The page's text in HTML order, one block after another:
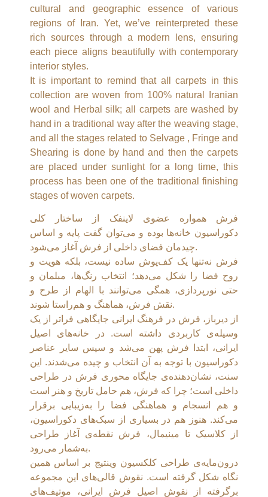
cultural and geographic essence of various
regions of Iran. Yet, we’ve reinterpreted these
rich sources through a modern lens, ensuring
each piece aligns beautifully with contemporary
interior styles.
It is important to remind that all carpets in this
collection are woven from 100% natural Iranian
wool and Herbal silk; all carpets are washed by
hand in a traditional way after the weaving stage,
and all the stages related to Selvage , Fringe and
Shearing is done by hand and then the carpets
are placed under sunlight for a long time, this
process has been one of the traditional finishing
stages of woven carpets.
فرش همواره عضوی لاینفک از ساختار کلی
دکوراسیون خانه‌ها بوده و می‌توان گفت پایه و اساس
چیدمان فضای داخلی از فرش آغاز می‌شود.
فرش نه‌تنها یک کف‌پوش ساده نیست، بلکه هویت و
روح فضا را شکل می‌دهد؛ انتخاب رنگ‌ها، مبلمان و
حتی نورپردازی، همگی می‌توانند با الهام از طرح و
نقش فرش، هماهنگ و هم‌راستا شوند.
از دیرباز، فرش در فرهنگ ایرانی جایگاهی فراتر از یک
وسیله‌ی کاربردی داشته است. در خانه‌های اصیل
ایرانی، ابتدا فرش پهن می‌شد و سپس سایر عناصر
دکوراسیون با توجه به آن انتخاب و چیده می‌شدند. این
سنت، نشان‌دهنده‌ی جایگاه محوری فرش در طراحی
داخلی است؛ چرا که فرش، هم حامل تاریخ و هنر است
و هم انسجام و هماهنگی فضا را به‌زیبایی برقرار
می‌کند. هنوز هم در بسیاری از سبک‌های دکوراسیون،
از کلاسیک تا مینیمال، فرش نقطه‌ی آغاز طراحی
به‌شمار می‌رود.
درون‌مایه‌ی طراحی کلکسیون وینتیج بر اساس همین
نگاه شکل گرفته است. نقوش قالی‌های این مجموعه
برگرفته از نقوش اصیل فرش ایرانی، موتیف‌های